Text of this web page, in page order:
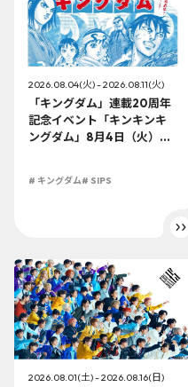
2026.08.04(火) - 2026.08.11(火)
「キングダム」連載20周年
記念イベント「キンキンキ
ングダム」8月4日（火）よ
# キングダム# SIPS
2026.08.01(土) - 2026.08.16(日)